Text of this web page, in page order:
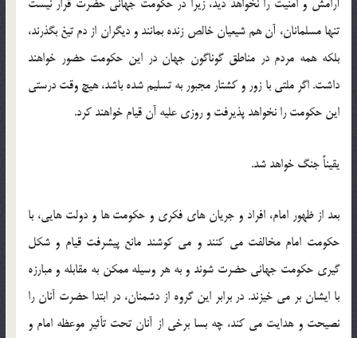
آرامش و امنيت را نخواهد ديد، زيرا در حکومت جهاني حضرت قرار نيست
تنها مسلمانان، آن هم شيعيان خالص زنده بمانند و ديگران از دم تيغ بگذرند،
بلکه همه مردم در مناطق گوناگون جهان در اين حکومت حضور خواهند
داشت. اگر ملتي با زور و کشتار مجبور به تسليم شده باشد، هيچ وقت درستي
اين حکومت را نخواهد پذيرفت و روزي عليه آن قيام خواهند کرد.
يقيناً جنگ خواهد شد.
بعد از ظهور امام، افراد و جريان هاي فکري و حکومت ها و دولت هايي، با
حکومت امام مخالفت مي کنند و مي کوشند مانع پيشرفت قيام و شکل
گيري حکومت جهاني حضرت شوند و به هر وسيله ممکن به مقابله و مبارزه
با ايشان بر مي خيزند. در برابر اين گروه از دشمنان، در ابتدا حضرت آنان را
نصيحت و هدايت مي کند، چه بسا برخي از آنان تحت تأثير موعظه امام و